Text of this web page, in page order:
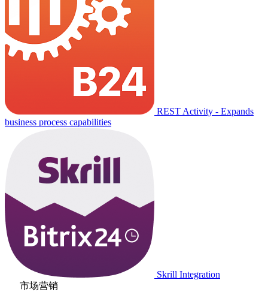
REST Activity - Expands
business process capabilities
Skrill Integration
市场营销